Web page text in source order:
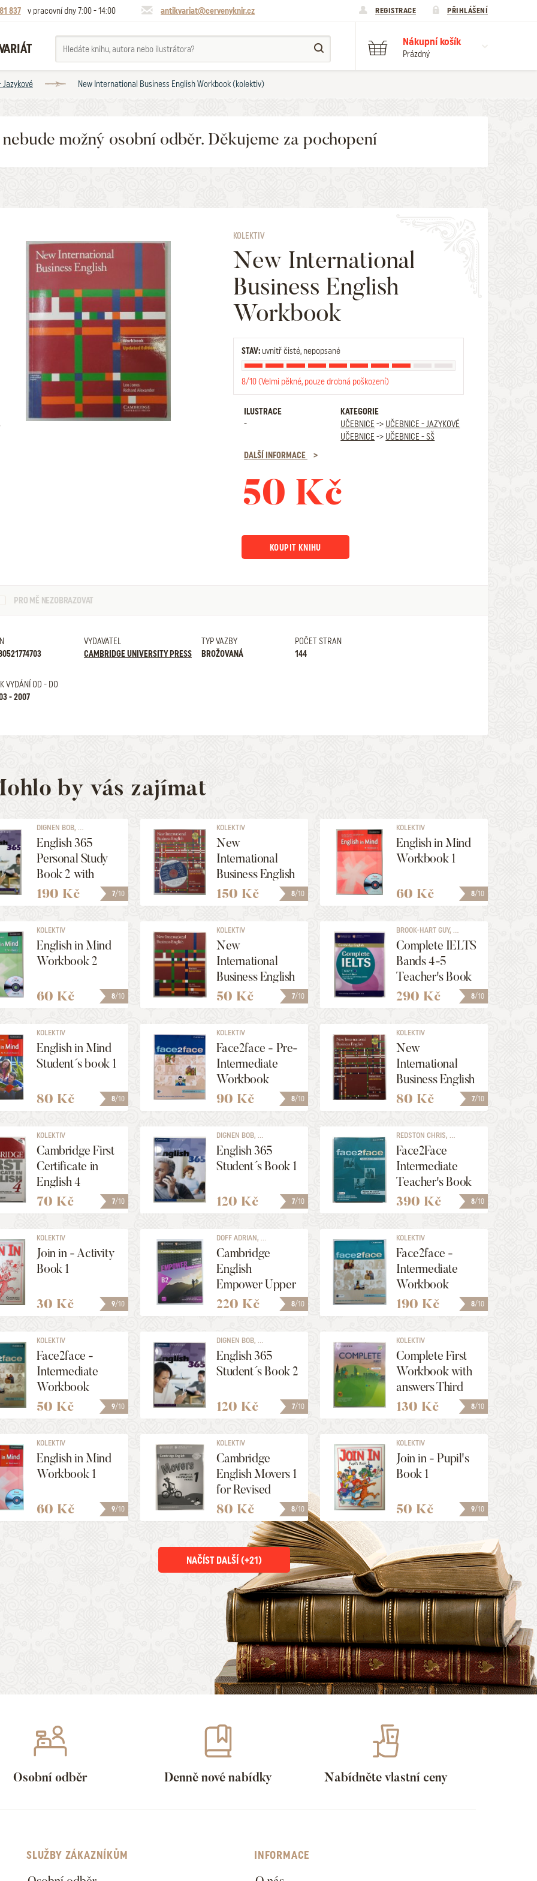
837 v pracovní dny 7:00 - 14:00 antikvariat@cervenyknir.cz REGISTRACE PŘIHLÁŠENÍ
Nákupní košík
Prázdný
Jazykové New International Business English Workbook (kolektiv)
možný osobní odběr. Děkujeme za pochopení
KOLEKTIV
New International
Business English
Workbook
STAV: uvnitř čisté, nepopsané
8/10 (Velmi pěkné, pouze drobná poškození)
ILUSTRACE
-
KATEGORIE
UČEBNICE -> UČEBNICE - JAZYKOVÉ
UČEBNICE -> UČEBNICE - SŠ
DALŠÍ INFORMACE
50 Kč
KOUPIT KNIHU
PRO MĚ NEZOBRAZOVAT
VYDAVATEL
CAMBRIDGE UNIVERSITY PRESS
TYP VAZBY
BROŽOVANÁ
POČET STRAN
144
VYDÁNÍ OD - DO
- 2007
by vás zajímat
7/10
DIGNEN BOB, ...
English 365
Personal Study
Book 2 with
Audio CD
190 Kč 8/10
KOLEKTIV
New
International
Business English
Student´s Book
+ CD (Updated
Edition)
150 Kč 8/10
KOLEKTIV
English in Mind
Workbook 1
60 Kč
8/10
KOLEKTIV
English in Mind
Workbook 2
60 Kč 7/10
KOLEKTIV
New
International
Business English
Workbook
50 Kč 8/10
BROOK-HART GUY, ...
Complete IELTS
Bands 4-5
Teacher's Book
290 Kč
8/10
KOLEKTIV
English in Mind
Student´s book 1
80 Kč 8/10
KOLEKTIV
Face2face - Pre-
Intermediate
Workbook
90 Kč 7/10
KOLEKTIV
New
International
Business English
Student´s Book
+ CD (Updated
Edition)
80 Kč
7/10
KOLEKTIV
Cambridge First
Certificate in
English 4
70 Kč 7/10
DIGNEN BOB, ...
English 365
Student´s Book 1
120 Kč 8/10
REDSTON CHRIS, ...
Face2Face
Intermediate
Teacher's Book
390 Kč
9/10
KOLEKTIV
Join in - Activity
Book 1
30 Kč 8/10
DOFF ADRIAN, ...
Cambridge
English
Empower Upper
Intermediate (
B2) Combo A
with Online
Assessment
220 Kč 8/10
KOLEKTIV
Face2face -
Intermediate
Workbook
190 Kč
9/10
KOLEKTIV
Face2face -
Intermediate
Workbook
50 Kč 7/10
DIGNEN BOB, ...
English 365
Student´s Book 2
120 Kč 8/10
KOLEKTIV
Complete First
Workbook with
answers Third
Edition
130 Kč
9/10
KOLEKTIV
English in Mind
Workbook 1
60 Kč 8/10
KOLEKTIV
Cambridge
English Movers 1
for Revised
Exam from 2018
Answer Booklet
Authentic
Examination
Papers
80 Kč 9/10
KOLEKTIV
Join in - Pupil's
Book 1
50 Kč
NAČÍST DALŠÍ (+21)
Osobní odběr Denně nové nabídky Nabídněte vlastní ceny
SLUŽBY ZÁKAZNÍKŮM INFORMACE